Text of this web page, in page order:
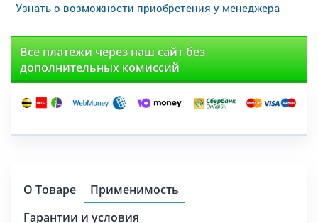
Узнать о возможности приобретения у менеджера
Все платежи через наш сайт без
дополнительных комиссий
О Товаре
Применимость
Гарантии и условия